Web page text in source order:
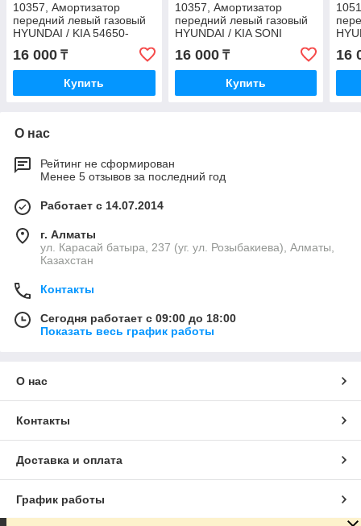
10357, Амортизатор
передний левый газовый
HYUNDAI / KIA 54650-
16 000 ₸
Купить
10357, Амортизатор
передний левый газовый
HYUNDAI / KIA SONI
(Тайвань) 54650-2H000
16 000₸
Купить
16
О нас
Рейтинг не сформирован
Менее 5 отзывов за последний год
Работает с 14.07.2014
г. Алматы
ул. Карасай батыра, 237 (уг. ул. Розыбакиева), Алматы,
Казахстан
Контакты
Сегодня работает с 09:00 до 18:00
Показать весь график работы
О нас
Контакты
Доставка и оплата
График работы